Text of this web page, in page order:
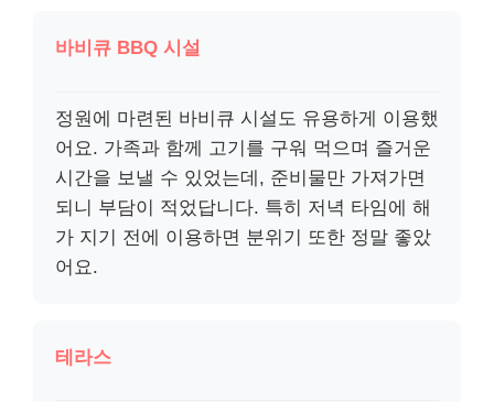
바비큐 BBQ 시설
정원에 마련된 바비큐 시설도 유용하게 이용했
어요. 가족과 함께 고기를 구워 먹으며 즐거운
시간을 보낼 수 있었는데, 준비물만 가져가면
되니 부담이 적었답니다. 특히 저녁 타임에 해
가 지기 전에 이용하면 분위기 또한 정말 좋았
어요.
테라스